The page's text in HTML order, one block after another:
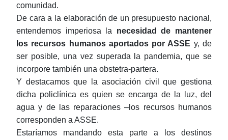
comunidad.
De cara a la elaboración de un presupuesto nacional,
entendemos imperiosa la necesidad de mantener
los recursos humanos aportados por ASSE y, de
ser posible, una vez superada la pandemia, que se
incorpore también una obstetra-partera.
Y destacamos que la asociación civil que gestiona
dicha policlínica es quien se encarga de la luz, del
agua y de las reparaciones ‒los recursos humanos
corresponden a ASSE.
Estaríamos mandando esta parte a los destinos